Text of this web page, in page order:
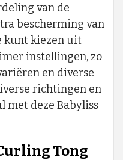
van de
bescherming van
kunt kiezen uit
instellingen, zo
en diverse
richtingen en
met deze Babyliss
Tong